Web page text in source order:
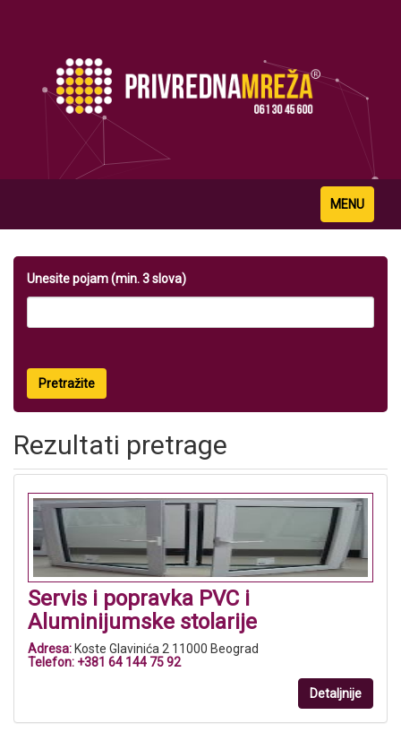
Toggle
navigation
MENU
Unesite pojam (min. 3 slova)
Pretražite
Rezultati pretrage
Servis i popravka PVC i
Aluminijumske stolarije
Adresa: Koste Glavinića 2 11000 Beograd
Telefon: +381 64 144 75 92
Detaljnije